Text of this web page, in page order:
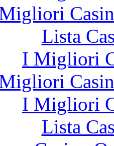
Lista
I Migliori
I Migliori
Lista